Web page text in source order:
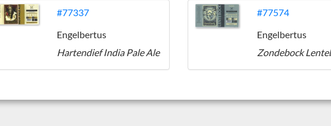
#77337
Engelbertus
Hartendief India Pale Ale
#77574
Engelbertus
Zondebock